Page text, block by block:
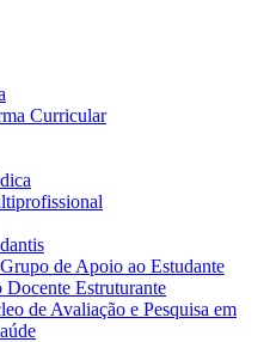
Curricular
de Apoio ao Estudante
Estruturante
de Avaliação e Pesquisa em